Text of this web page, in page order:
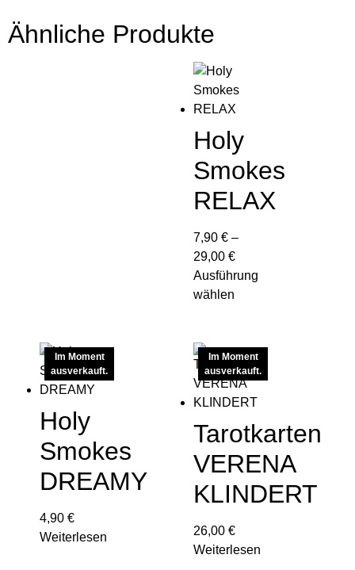
Ähnliche Produkte
Holy
Smokes
RELAX
7,90 € –
29,00 €
Ausführung
wählen
Im Moment
ausverkauft.
Holy
Smokes
DREAMY
4,90 €
Weiterlesen
Im Moment
ausverkauft.
Tarotkarten
VERENA
KLINDERT
26,00 €
Weiterlesen